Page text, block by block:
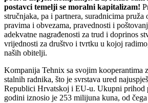
postavci temelji se moralni kapitalizam!
stručnjaka, pa i partnera, suradnicima pruža
pravima i obvezama, pravednosti i
adekvatne nagrađenosti za trud i doprinos
vrijednosti za društvo i tvrtku u kojoj
naših obitelji.
Kompanija Tehnix sa svojim kooperantima
stalnih radnika, što je svrstava ured
Republici Hrvatskoj i EU-u. Ukupni prihod
godini iznosio je 253 milijuna kuna, od